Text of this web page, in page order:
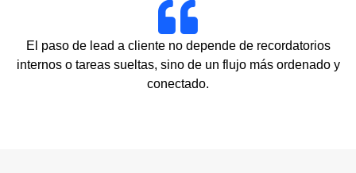
El paso de lead a cliente no depende de recordatorios
internos o tareas sueltas, sino de un flujo más ordenado y
conectado.